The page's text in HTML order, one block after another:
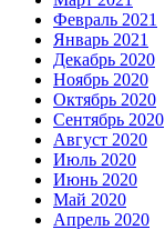
Февраль 2021
Январь 2021
Декабрь 2020
Ноябрь 2020
Октябрь 2020
Сентябрь 2020
Август 2020
Июль 2020
Июнь 2020
Май 2020
Апрель 2020